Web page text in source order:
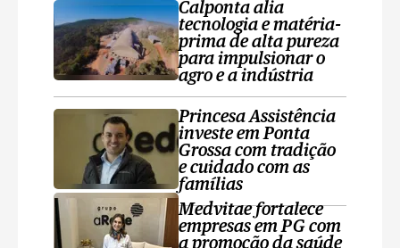
Calponta alia
tecnologia e matéria-
prima de alta pureza
para impulsionar o
agro e a indústria
Princesa Assistência
investe em Ponta
Grossa com tradição
e cuidado com as
famílias
Medvitae fortalece
empresas em PG com
a promoção da saúde